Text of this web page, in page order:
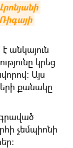
անկայուն
կրեց
Այս
քանակը
չեմպիոնի